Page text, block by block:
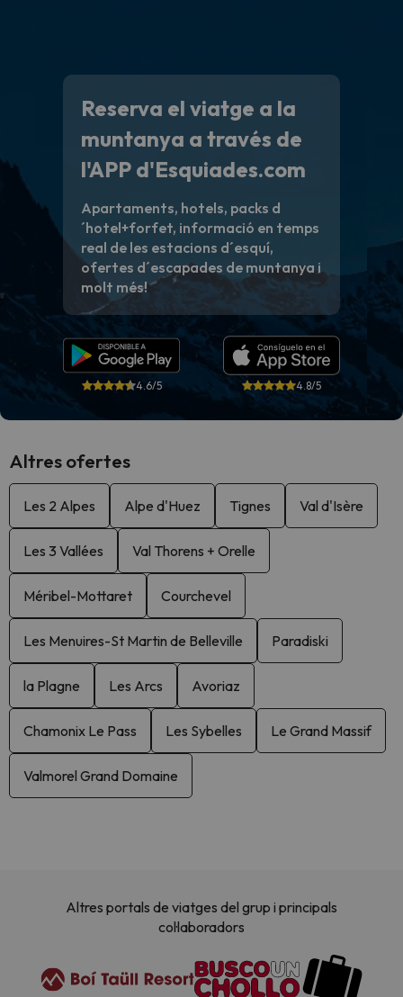
Reserva el viatge a la
muntanya a través de
l'APP d'Esquiades.com
Apartaments, hotels, packs d
´hotel+forfet, informació en temps
real de les estacions d´esquí,
ofertes d´escapades de muntanya i
molt més!
4.6/5 4.8/5
Altres ofertes
Les 2 Alpes Alpe d'Huez Tignes Val d'Isère
Les 3 Vallées Val Thorens + Orelle
Méribel-Mottaret Courchevel
Les Menuires-St Martin de Belleville Paradiski
la Plagne Les Arcs Avoriaz
Chamonix Le Pass Les Sybelles Le Grand Massif
Valmorel Grand Domaine
Altres portals de viatges del grup i principals
col·laboradors